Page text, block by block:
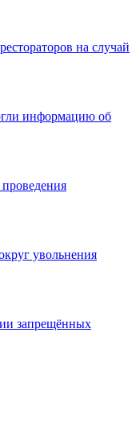
на случай
информацию об
увольнения
запрещённых